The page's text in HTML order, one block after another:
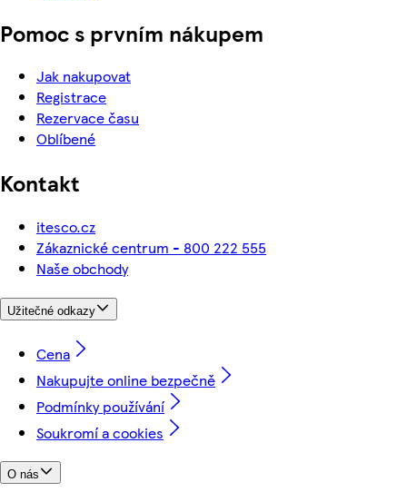
Pomoc s prvním nákupem
Jak nakupovat
Registrace
Rezervace času
Oblíbené
Kontakt
itesco.cz
Zákaznické centrum - 800 222 555
Naše obchody
Užitečné odkazy
Cena
Nakupujte online bezpečně
Podmínky používání
Soukromí a cookies
O nás